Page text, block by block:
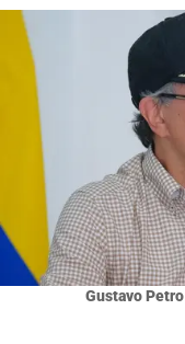
Gustavo Petro